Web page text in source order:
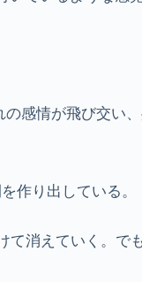
感情が飛び交い
作り出している。
消えていく。で